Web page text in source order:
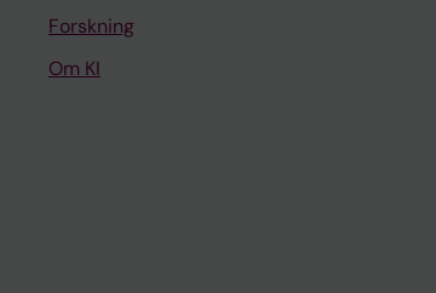
Forskning
Om KI